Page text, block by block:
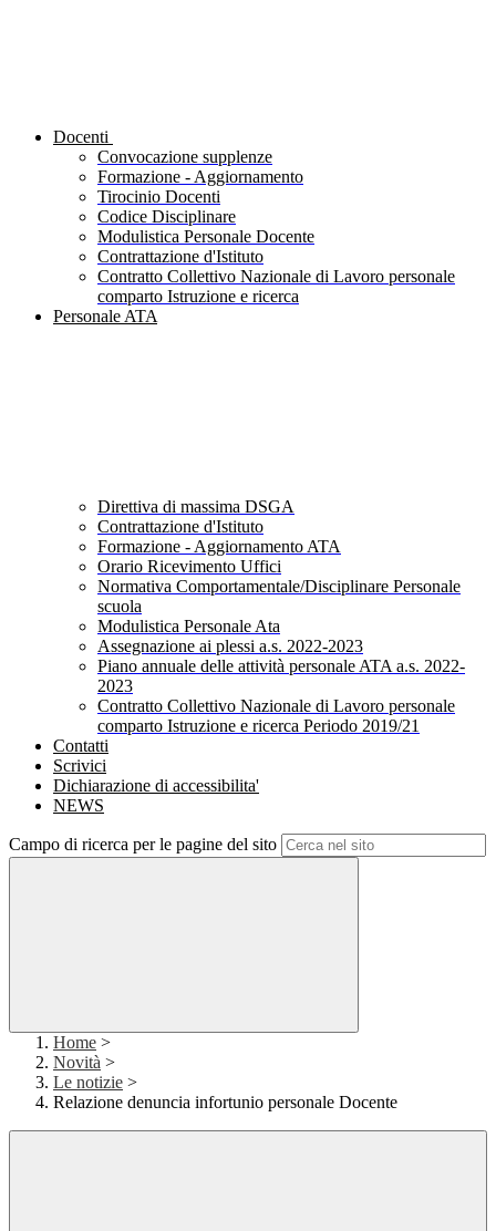
Docenti
Convocazione supplenze
Formazione - Aggiornamento
Tirocinio Docenti
Codice Disciplinare
Modulistica Personale Docente
Contrattazione d'Istituto
Contratto Collettivo Nazionale di Lavoro personale
comparto Istruzione e ricerca
Personale ATA
Direttiva di massima DSGA
Contrattazione d'Istituto
Formazione - Aggiornamento ATA
Orario Ricevimento Uffici
Normativa Comportamentale/Disciplinare Personale
scuola
Modulistica Personale Ata
Assegnazione ai plessi a.s. 2022-2023
Piano annuale delle attività personale ATA a.s. 2022-
2023
Contratto Collettivo Nazionale di Lavoro personale
comparto Istruzione e ricerca Periodo 2019/21
Contatti
Scrivici
Dichiarazione di accessibilita'
NEWS
Campo di ricerca per le pagine del sito
Home >
Novità >
Le notizie >
Relazione denuncia infortunio personale Docente